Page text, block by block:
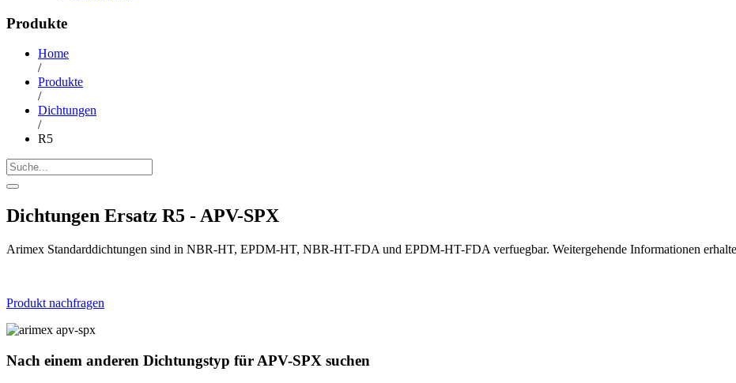
Produkte
Home
/
Produkte
/
Dichtungen
/
R5
Dichtungen Ersatz R5 - APV-SPX
Arimex Standarddichtungen sind in NBR-HT, EPDM-HT, NBR-HT-FDA und EPDM-HT-FDA verfuegbar. Weitergehende Informationen
Produkt nachfragen
Nach einem anderen Dichtungstyp für APV-SPX suchen